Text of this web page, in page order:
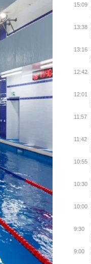
15:09
13:38
13:16
12:42
12:01
11:57
11:42
10:55
10:30
10:00
9:30
9:00